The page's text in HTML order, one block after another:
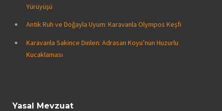
Yürüyüşü
Antik Ruh ve Doğayla Uyum: Karavanla Olympos Keşfi
Karavanla Sakince Dinlen: Adrasan Koyu’nun Huzurlu
Kucaklaması
Yasal Mevzuat